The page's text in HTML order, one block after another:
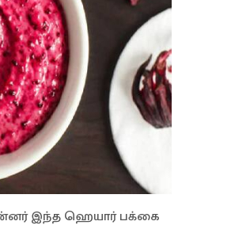
இந்த ஹெயார் பக்கை